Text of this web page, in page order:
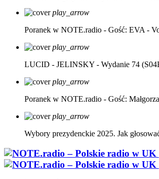
play_arrow
Poranek w NOTE.radio - Gość: EVA -
play_arrow
LUCID - JELINSKY - Wydanie 74
play_arrow
Poranek w NOTE.radio - Gość:
play_arrow
Wybory prezydenckie 2025. Jak